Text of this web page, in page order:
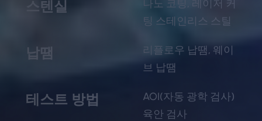
스텐실
나노 코팅, 레이저 커
팅 스테인리스 스틸
납땜
리플로우 납땜, 웨이
브 납땜
테스트 방법
AOI(자동 광학 검사)
육안 검사